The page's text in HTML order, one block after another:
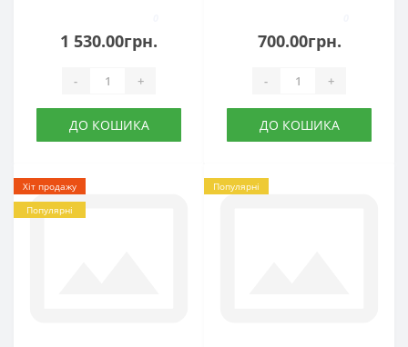
1 530.00грн.
- +
ДО КОШИКА
700.00грн.
- +
ДО КОШИКА
Хіт продажу
Популярні
Популярні